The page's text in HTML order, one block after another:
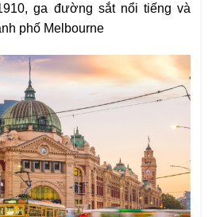
ga đường sắt nổi tiếng và
phố Melbourne